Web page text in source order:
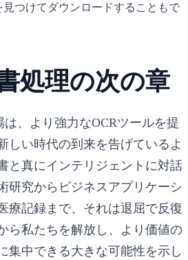
見つけてダウンロードすることもで
処理の次の章
は、より強力なOCRツールを提
しい時代の到来を告げているよ
と真にインテリジェントに対話
研究からビジネスアプリケーシ
療記録まで、それは退屈で反復
ら私たちを解放し、より価値の
集中できる大きな可能性を示し